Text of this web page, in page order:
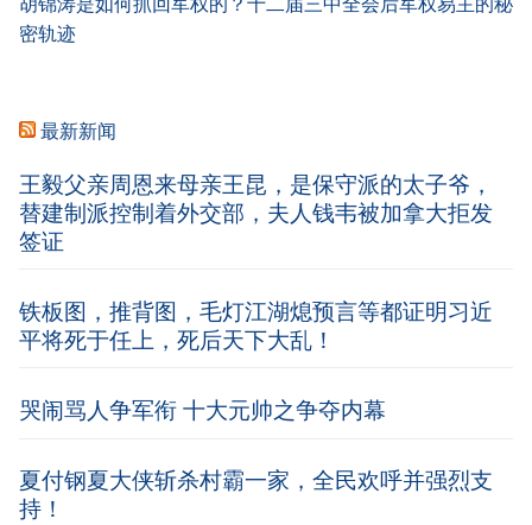
密轨迹
最新新闻
王毅父亲周恩来母亲王昆，是保守派的太子爷，
替建制派控制着外交部，夫人钱韦被加拿大拒发
签证
铁板图，推背图，毛灯江湖熄预言等都证明习近
平将死于任上，死后天下大乱！
哭闹骂人争军衔 十大元帅之争夺内幕
夏付钢夏大侠斩杀村霸一家，全民欢呼并强烈支
持！